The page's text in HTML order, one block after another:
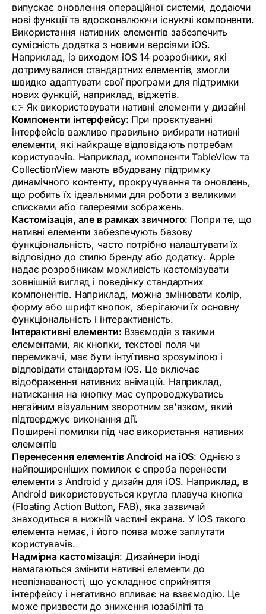
випускає оновлення операційної системи, додаючи
нові функції та вдосконалюючи існуючі компоненти.
Використання нативних елементів забезпечить
сумісність додатка з новими версіями iOS.
Наприклад, із виходом iOS 14 розробники, які
дотримувалися стандартних елементів, змогли
швидко адаптувати свої програми для підтримки
нових функцій, наприклад, віджетів.
👉 Як використовувати нативні елементи у дизайні
Компоненти інтерфейсу: При проєктуванні
інтерфейсів важливо правильно вибирати нативні
елементи, які найкраще відповідають потребам
користувачів. Наприклад, компоненти TableView та
CollectionView мають вбудовану підтримку
динамічного контенту, прокручування та оновлень,
що робить їх ідеальними для роботи з великими
списками або галереями зображень.
Кастомізація, але в рамках звичного: Попри те, що
нативні елементи забезпечують базову
функціональність, часто потрібно налаштувати їх
відповідно до стилю бренду або додатку. Apple
надає розробникам можливість кастомізувати
зовнішній вигляд і поведінку стандартних
компонентів. Наприклад, можна змінювати колір,
форму або шрифт кнопок, зберігаючи їх основну
функціональність і інтерактивність.
Інтерактивні елементи: Взаємодія з такими
елементами, як кнопки, текстові поля чи
перемикачі, має бути інтуїтивно зрозумілою і
відповідати стандартам iOS. Це включає
відображення нативних анімацій. Наприклад,
натискання на кнопку має супроводжуватись
негайним візуальним зворотним зв'язком, який
підтверджує виконання дії.
Поширені помилки під час використання нативних
елементів
Перенесення елементів Android на iOS: Однією з
найпоширеніших помилок є спроба перенести
елементи з Android у дизайн для iOS. Наприклад, в
Android використовується кругла плавуча кнопка
(Floating Action Button, FAB), яка зазвичай
знаходиться в нижній частині екрана. У iOS такого
елемента немає, і його поява може заплутати
користувачів.
Надмірна кастомізація: Дизайнери іноді
намагаються змінити нативні елементи до
невпізнаваності, що ускладнює сприйняття
інтерфейсу і негативно впливає на взаємодію. Це
може призвести до зниження юзабіліті та